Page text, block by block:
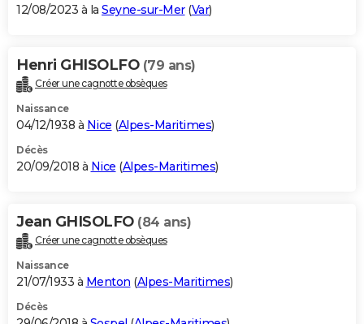
S'inscrire
Se connecter
Lycées
Collèges
Primaires
Universités
Entreprises
Service militaire
Avis de recherche
AVIS DE DÉCÈS
Bricolage
Lifestyle
Culture
Sport
Auto
Television
Voyage
Cinema
12/08/2023 à la Seyne-sur-Mer(Var)
Henri GHISOLFO (79 ans)
Créer une cagnotte obsèques
Naissance
04/12/1938 à Nice (Alpes-Maritimes)
Décès
20/09/2018 à Nice (Alpes-Maritimes)
Jean GHISOLFO (84 ans)
Créer une cagnotte obsèques
Naissance
21/07/1933 à Menton (Alpes-Maritimes)
Décès